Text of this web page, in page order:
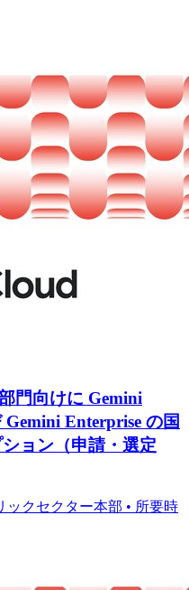
門向けに Gemini
Enterprise の国
ョン（申請・選定
ックセクター本部 • 所要時